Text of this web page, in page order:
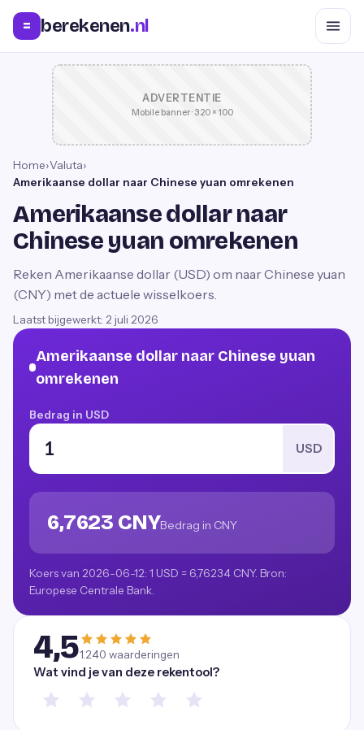
= berekenen.nl
ADVERTENTIE
Mobile banner · 320 × 100
Home›Valuta›
Amerikaanse dollar naar Chinese yuan omrekenen
Amerikaanse dollar naar
Chinese yuan omrekenen
Reken Amerikaanse dollar (USD) om naar Chinese yuan
(CNY) met de actuele wisselkoers.
Laatst bijgewerkt: 2 juli 2026
Amerikaanse dollar naar Chinese yuan
omrekenen
Bedrag in USD
USD
6,7623 CNYBedrag in CNY
Koers van 2026-06-12: 1 USD = 6,76234 CNY. Bron:
Europese Centrale Bank.
4,51.240 waarderingen
Wat vind je van deze rekentool?